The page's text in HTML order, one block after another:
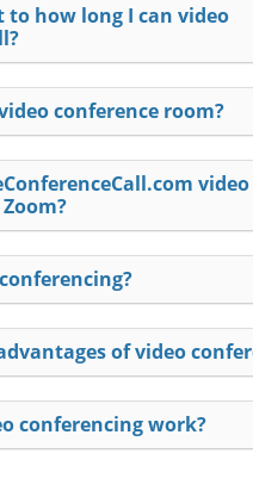
to how long I can video
conference room?
video
of video
conferencing work?